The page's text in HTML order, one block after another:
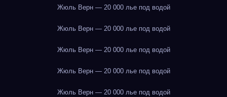
Жюль Верн — 20 000 лье под водой
Жюль Верн — 20 000 лье под водой
Жюль Верн — 20 000 лье под водой
Жюль Верн — 20 000 лье под водой
Жюль Верн — 20 000 лье под водой